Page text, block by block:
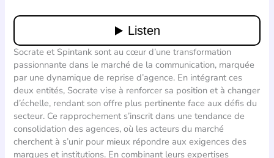
Socrate et Spintank sont au cœur d’une transformation
passionnante dans le marché de la communication, marquée
par une dynamique de reprise d’agence. En intégrant ces
deux entités, Socrate vise à renforcer sa position et à changer
d’échelle, rendant son offre plus pertinente face aux défis du
secteur. Ce rapprochement s’inscrit dans une tendance de
consolidation des agences, où les acteurs du marché
cherchent à s’unir pour mieux répondre aux exigences des
marques et institutions. En combinant leurs expertises